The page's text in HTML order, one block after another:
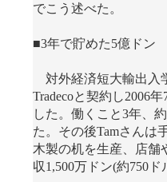
でこう述べた。
■3年で貯めた5億ドン
対外経済短大輸出入
Tradecoと契約し2006
した。働くこと3年、
た。その後Tamさんは
木製の机を生産、店舗
収1,500万ドン(約750ド